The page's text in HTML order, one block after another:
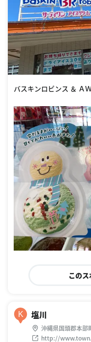
バスキンロビンス ＆ Ａ
この
K 塩川
沖縄県国頭郡本部
http://